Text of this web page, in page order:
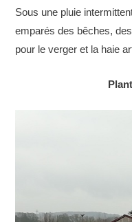
Sous une pluie
emparés des bêches,
pour le verger et la haie